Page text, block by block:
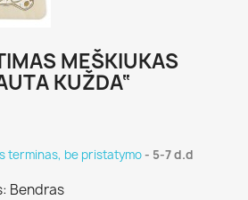
MEŠKIUKAS
KUŽDA“
terminas, be pristatymo- 5-7 d.d
Bendras